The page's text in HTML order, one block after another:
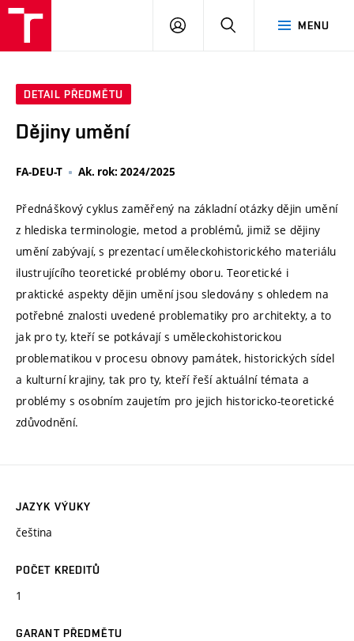
MENU
PŘIHLÁSIT
DETAIL PŘEDMĚTU
Dějiny umění
FA-DEU-T Ak. rok: 2024/2025
Přednáškový cyklus zaměřený na základní otázky dějin umění
z hlediska terminologie, metod a problémů, jimiž se dějiny
umění zabývají, s prezentací uměleckohistorického materiálu
ilustrujícího teoretické problémy oboru. Teoretické i
praktické aspekty dějin umění jsou sledovány s ohledem na
potřebné znalosti uvedené problematiky pro architekty, a to
jak pro ty, kteří se potkávají s uměleckohistorickou
problematikou v procesu obnovy památek, historických sídel
a kulturní krajiny, tak pro ty, kteří řeší aktuální témata a
problémy s osobním zaujetím pro jejich historicko-teoretické
zdůvodnění.
JAZYK VÝUKY
čeština
POČET KREDITŮ
1
GARANT PŘEDMĚTU